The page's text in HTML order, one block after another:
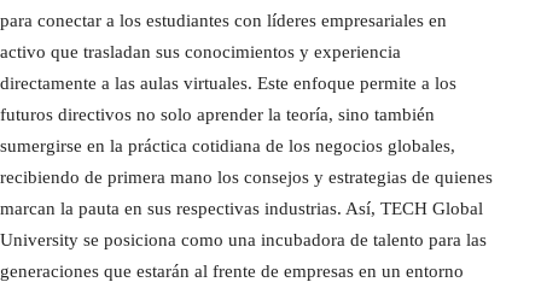
para conectar a los estudiantes con líderes empresariales en
activo que trasladan sus conocimientos y experiencia
directamente a las aulas virtuales. Este enfoque permite a los
futuros directivos no solo aprender la teoría, sino también
sumergirse en la práctica cotidiana de los negocios globales,
recibiendo de primera mano los consejos y estrategias de quienes
marcan la pauta en sus respectivas industrias. Así, TECH Global
University se posiciona como una incubadora de talento para las
generaciones que estarán al frente de empresas en un entorno